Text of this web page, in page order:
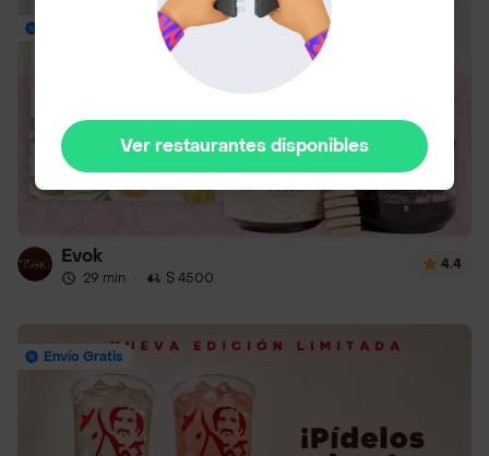
Evok
29 min · $ 4500
4.4
Envío Gratis
Ver restaurantes disponibles